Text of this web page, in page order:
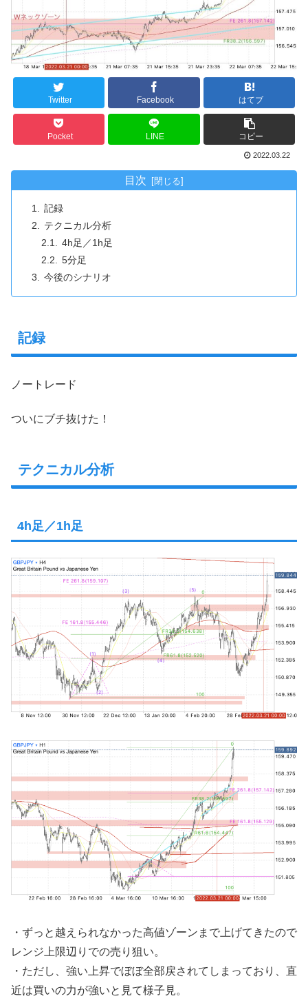
Twitter Facebook はてブ
Pocket LINE コピー
2022.03.22
目次
記録
テクニカル分析
4h足／1h足
5分足
今後のシナリオ
記録
ノートレード
ついにブチ抜けた！
テクニカル分析
4h足／1h足
・ずっと越えられなかった高値ゾーンまで上げてきたので
レンジ上限辺りでの売り狙い。
・ただし、強い上昇でぼぼ全部戻されてしまっており、直
近は買いの力が強いと見て様子見。